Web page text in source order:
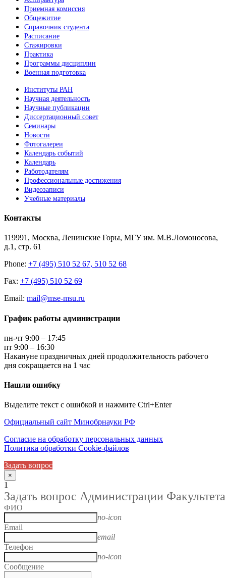
Приемная комиссия
Общежитие
Справочник студента
Расписание
Стажировки
Практика
Программы дисциплин
Военная подготовка
Институты РАН
Научная деятельность
Научные публикации
Диссертационный совет
Семинары
Новости
Фотогалереи
Календарь событий
Календарь
Работодателям
Профессиональные достижения
Видеозаписи
Учебные материалы
Контакты
119991, Москва, Ленинские Горы, МГУ им. М.В.Ломоносова,
д.1, стр. 61
Phone: +7 (495) 510 52 67, 510 52 68
Fax: +7 (495) 510 52 69
Email: mail@mse-msu.ru
График работы администрации
пн-чт 9:00 – 17:45
пт 9:00 – 16:30
Накануне праздничных дней продолжительность рабочего
дня сокращается на 1 час
Нашли ошибку
Выделите текст с ошибкой и нажмите Ctrl+Enter
Официальный сайт Минобрнауки РФ
Согласие на обработку персональных данных
Политика обработки Cookie-файлов
Задать вопрос
×
1
Задать вопрос Администрации Факультета
ФИО
no-icon
Email
email
Телефон
no-icon
Сообщение